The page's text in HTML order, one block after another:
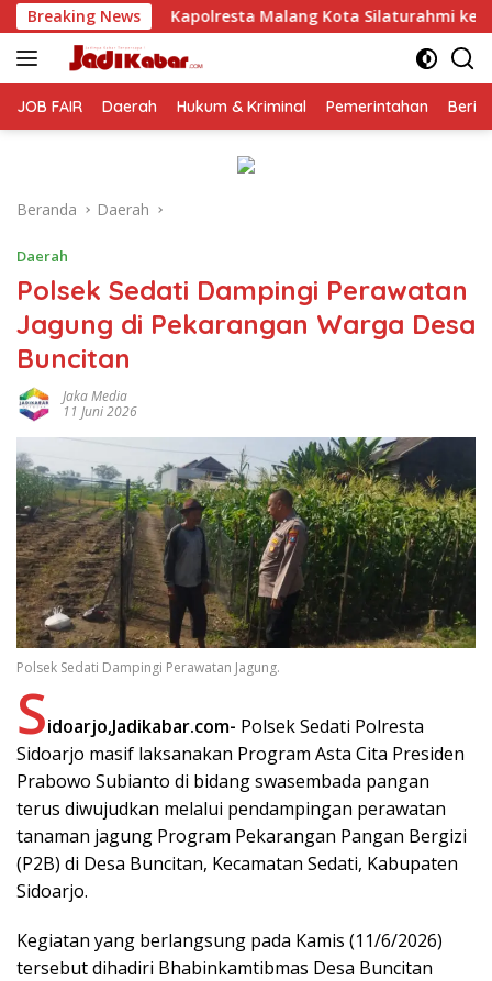
Langsung
ke
konten
Breaking News
Malang Kota Silaturahmi ke PCNU, Perkuat Sinergi
JOB FAIR Daerah Hukum & Kriminal Pemerintahan
Beranda Daerah
Daerah
Polsek Sedati Dampingi Perawatan
Jagung di Pekarangan Warga Desa
Buncitan
Jaka Media
11 Juni 2026
Polsek Sedati Dampingi Perawatan Jagung.
Sidoarjo,Jadikabar.com- Polsek Sedati Polresta
Sidoarjo masif laksanakan Program Asta Cita Presiden
Prabowo Subianto di bidang swasembada pangan
terus diwujudkan melalui pendampingan perawatan
tanaman jagung Program Pekarangan Pangan Bergizi
(P2B) di Desa Buncitan, Kecamatan Sedati, Kabupaten
Sidoarjo.
Kegiatan yang berlangsung pada Kamis (11/6/2026)
tersebut dihadiri Bhabinkamtibmas Desa Buncitan